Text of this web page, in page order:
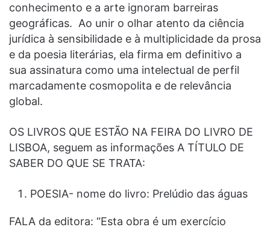
conhecimento e a arte ignoram barreiras
geográficas. Ao unir o olhar atento da ciência
jurídica à sensibilidade e à multiplicidade da prosa
e da poesia literárias, ela firma em definitivo a
sua assinatura como uma intelectual de perfil
marcadamente cosmopolita e de relevância
global.
OS LIVROS QUE ESTÃO NA FEIRA DO LIVRO DE
LISBOA, seguem as informações A TÍTULO DE
SABER DO QUE SE TRATA:
POESIA- nome do livro: Prelúdio das águas
FALA da editora: “Esta obra é um exercício